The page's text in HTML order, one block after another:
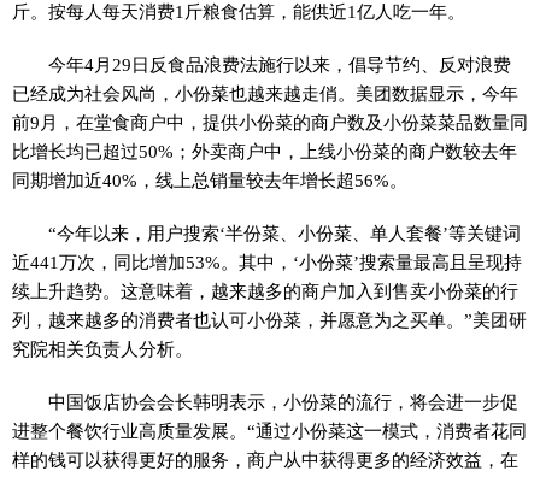
斤。按每人每天消费1斤粮食估算，能供近1亿人吃一年。
今年4月29日反食品浪费法施行以来，倡导节约、反对浪费
已经成为社会风尚，小份菜也越来越走俏。美团数据显示，今年
前9月，在堂食商户中，提供小份菜的商户数及小份菜菜品数量同
比增长均已超过50%；外卖商户中，上线小份菜的商户数较去年
同期增加近40%，线上总销量较去年增长超56%。
“今年以来，用户搜索‘半份菜、小份菜、单人套餐’等关键词
近441万次，同比增加53%。其中，‘小份菜’搜索量最高且呈现持
续上升趋势。这意味着，越来越多的商户加入到售卖小份菜的行
列，越来越多的消费者也认可小份菜，并愿意为之买单。”美团研
究院相关负责人分析。
中国饭店协会会长韩明表示，小份菜的流行，将会进一步促
进整个餐饮行业高质量发展。“通过小份菜这一模式，消费者花同
样的钱可以获得更好的服务，商户从中获得更多的经济效益，在